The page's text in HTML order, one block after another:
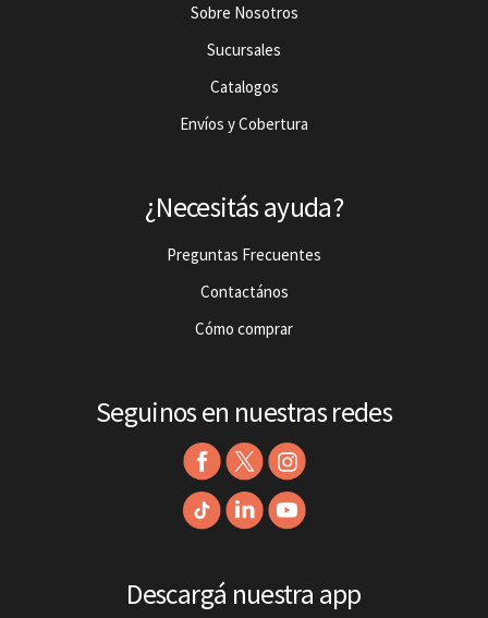
Sobre Nosotros
Sucursales
Catalogos
Envíos y Cobertura
¿Necesitás ayuda?
Preguntas Frecuentes
Contactános
Cómo comprar
Seguinos en nuestras redes
Descargá nuestra app